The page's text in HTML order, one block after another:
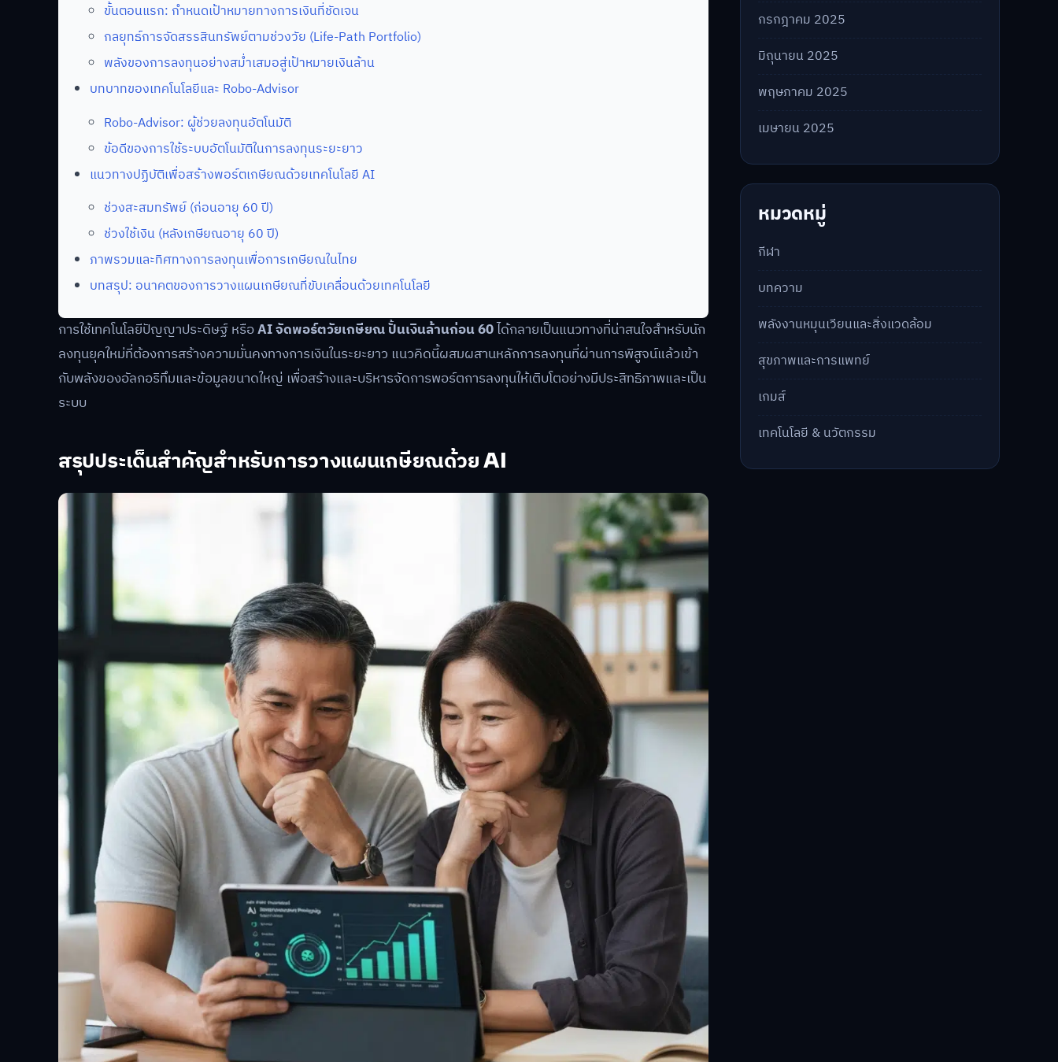
ขั้นตอนแรก: กำหนดเป้าหมายทางการเงินที่ชัดเจน
กลยุทธ์การจัดสรรสินทรัพย์ตามช่วงวัย (Life-Path Portfolio)
พลังของการลงทุนอย่างสม่ำเสมอสู่เป้าหมายเงินล้าน
บทบาทของเทคโนโลยีและ Robo-Advisor
Robo-Advisor: ผู้ช่วยลงทุนอัตโนมัติ
ข้อดีของการใช้ระบบอัตโนมัติในการลงทุนระยะยาว
แนวทางปฏิบัติเพื่อสร้างพอร์ตเกษียณด้วยเทคโนโลยี AI
ช่วงสะสมทรัพย์ (ก่อนอายุ 60 ปี)
ช่วงใช้เงิน (หลังเกษียณอายุ 60 ปี)
ภาพรวมและทิศทางการลงทุนเพื่อการเกษียณในไทย
บทสรุป: อนาคตของการวางแผนเกษียณที่ขับเคลื่อนด้วยเทคโนโลยี
การใช้เทคโนโลยีปัญญาประดิษฐ์ หรือAI จัดพอร์ตวัยเกษียณ ปั้นเงินล้านก่อน 60ได้กลายเป็นแนวทางที่น่าสนใจสำหรับนัก
ลงทุนยุคใหม่ที่ต้องการสร้างความมั่นคงทางการเงินในระยะยาว แนวคิดนี้ผสมผสานหลักการลงทุนที่ผ่านการพิสูจน์แล้วเข้า
กับพลังของอัลกอริทึมและข้อมูลขนาดใหญ่ เพื่อสร้างและบริหารจัดการพอร์ตการลงทุนให้เติบโตอย่างมีประสิทธิภาพและเป็น
ระบบ
สรุปประเด็นสำคัญสำหรับการวางแผนเกษียณด้วย AI
กรกฎาคม 2025
มิถุนายน 2025
พฤษภาคม 2025
เมษายน 2025
หมวดหมู่
กีฬา
บทความ
พลังงานหมุนเวียนและสิ่งแวดล้อม
สุขภาพและการแพทย์
เกมส์
เทคโนโลยี & นวัตกรรม